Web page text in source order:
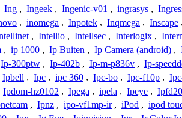
Ing , Ingeek , Ingenic-v01 , ingrasys ,
, inomega , Inpotek , Inqmega , Inscape ,
, Intellio , Intellsec , Interlogix ,
, ip 1000 , Ip Buiten , Ip Camera (android) ,
Ip-300ptw , Ip-402b , Ip-m-p836v , Ip-
Ipbell , Ipc , ipc 360 , Ipc-bo , Ipc-f10p ,
Ipdom-hz0102 , Ipega , ipela , Ipeye ,
, Ipnz , ipo-vf1mp-ir , iPod , ipod